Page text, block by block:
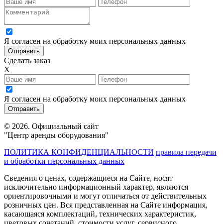
Я согласен на обработку моих персональных данных
Сделать заказ
X
Я согласен на обработку моих персональных данных
© 2026. Официальный сайт
"Центр аренды оборудования"
ПОЛИТИКА КОНФИДЕНЦИАЛЬНОСТИ правила передачи
и обработки персональных данных
Сведения о ценах, содержащиеся на Сайте, носят
исключительно информационный характер, являются
ориентировочными и могут отличаться от действительных
розничных цен. Вся представленная на Сайте информация,
касающаяся комплектаций, технических характеристик,